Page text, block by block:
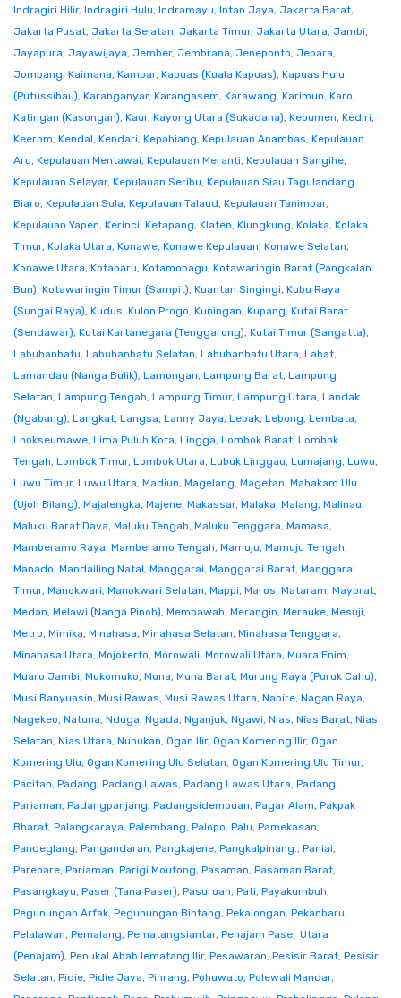
Indragiri Hilir, Indragiri Hulu, Indramayu, Intan Jaya, Jakarta Barat,
Jakarta Pusat, Jakarta Selatan, Jakarta Timur, Jakarta Utara, Jambi,
Jayapura, Jayawijaya, Jember, Jembrana, Jeneponto, Jepara,
Jombang, Kaimana, Kampar, Kapuas (Kuala Kapuas), Kapuas Hulu
(Putussibau), Karanganyar, Karangasem, Karawang, Karimun, Karo,
Katingan (Kasongan), Kaur, Kayong Utara (Sukadana), Kebumen, Kediri,
Keerom, Kendal, Kendari, Kepahiang, Kepulauan Anambas, Kepulauan
Aru, Kepulauan Mentawai, Kepulauan Meranti, Kepulauan Sangihe,
Kepulauan Selayar, Kepulauan Seribu, Kepulauan Siau Tagulandang
Biaro, Kepulauan Sula, Kepulauan Talaud, Kepulauan Tanimbar,
Kepulauan Yapen, Kerinci, Ketapang, Klaten, Klungkung, Kolaka, Kolaka
Timur, Kolaka Utara, Konawe, Konawe Kepulauan, Konawe Selatan,
Konawe Utara, Kotabaru, Kotamobagu, Kotawaringin Barat (Pangkalan
Bun), Kotawaringin Timur (Sampit), Kuantan Singingi, Kubu Raya
(Sungai Raya), Kudus, Kulon Progo, Kuningan, Kupang, Kutai Barat
(Sendawar), Kutai Kartanegara (Tenggarong), Kutai Timur (Sangatta),
Labuhanbatu, Labuhanbatu Selatan, Labuhanbatu Utara, Lahat,
Lamandau (Nanga Bulik), Lamongan, Lampung Barat, Lampung
Selatan, Lampung Tengah, Lampung Timur, Lampung Utara, Landak
(Ngabang), Langkat, Langsa, Lanny Jaya, Lebak, Lebong, Lembata,
Lhokseumawe, Lima Puluh Kota, Lingga, Lombok Barat, Lombok
Tengah, Lombok Timur, Lombok Utara, Lubuk Linggau, Lumajang, Luwu,
Luwu Timur, Luwu Utara, Madiun, Magelang, Magetan, Mahakam Ulu
(Ujoh Bilang), Majalengka, Majene, Makassar, Malaka, Malang, Malinau,
Maluku Barat Daya, Maluku Tengah, Maluku Tenggara, Mamasa,
Mamberamo Raya, Mamberamo Tengah, Mamuju, Mamuju Tengah,
Manado, Mandailing Natal, Manggarai, Manggarai Barat, Manggarai
Timur, Manokwari, Manokwari Selatan, Mappi, Maros, Mataram, Maybrat,
Medan, Melawi (Nanga Pinoh), Mempawah, Merangin, Merauke, Mesuji,
Metro, Mimika, Minahasa, Minahasa Selatan, Minahasa Tenggara,
Minahasa Utara, Mojokerto, Morowali, Morowali Utara, Muara Enim,
Muaro Jambi, Mukomuko, Muna, Muna Barat, Murung Raya (Puruk Cahu),
Musi Banyuasin, Musi Rawas, Musi Rawas Utara, Nabire, Nagan Raya,
Nagekeo, Natuna, Nduga, Ngada, Nganjuk, Ngawi, Nias, Nias Barat, Nias
Selatan, Nias Utara, Nunukan, Ogan Ilir, Ogan Komering Ilir, Ogan
Komering Ulu, Ogan Komering Ulu Selatan, Ogan Komering Ulu Timur,
Pacitan, Padang, Padang Lawas, Padang Lawas Utara, Padang
Pariaman, Padangpanjang, Padangsidempuan, Pagar Alam, Pakpak
Bharat, Palangkaraya, Palembang, Palopo, Palu, Pamekasan,
Pandeglang, Pangandaran, Pangkajene, Pangkalpinang., Paniai,
Parepare, Pariaman, Parigi Moutong, Pasaman, Pasaman Barat,
Pasangkayu, Paser (Tana Paser), Pasuruan, Pati, Payakumbuh,
Pegunungan Arfak, Pegunungan Bintang, Pekalongan, Pekanbaru,
Pelalawan, Pemalang, Pematangsiantar, Penajam Paser Utara
(Penajam), Penukal Abab lematang Ilir, Pesawaran, Pesisir Barat, Pesisir
Selatan, Pidie, Pidie Jaya, Pinrang, Pohuwato, Polewali Mandar,